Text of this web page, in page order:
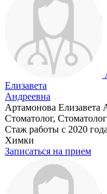
Елизавета
Андреевна
Артамонова Елизавета
Стоматолог,
Стаж работы с 2020 года
Химки
Записаться на прием